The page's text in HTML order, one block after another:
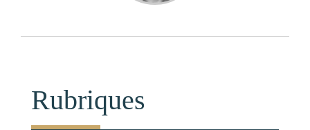
Rubriques